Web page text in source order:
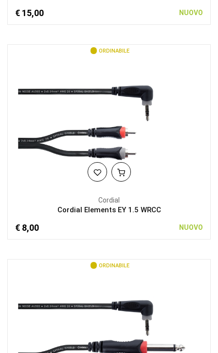
€ 15,00 NUOVO
ORDINABILE
Cordial
Cordial Elements EY 1.5 WRCC
€ 8,00 NUOVO
ORDINABILE